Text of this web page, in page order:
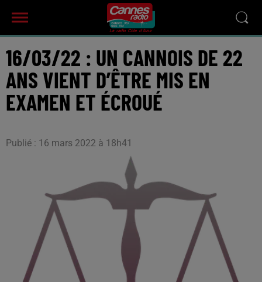
16/03/22 : UN CANNOIS DE 22
ANS VIENT D’ÊTRE MIS EN
EXAMEN ET ÉCROUÉ
Publié : 16 mars 2022 à 18h41